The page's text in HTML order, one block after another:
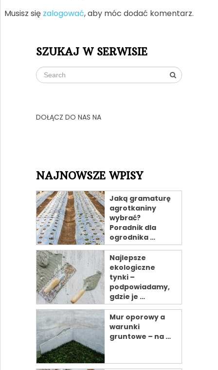
Musisz się zalogować, aby móc dodać komentarz.
SZUKAJ W SERWISIE
DOŁĄCZ DO NAS NA
NAJNOWSZE WPISY
Jaką gramaturę
agrotkaniny
wybrać?
Poradnik dla
ogrodnika …
Najlepsze
ekologiczne
tynki –
podpowiadamy,
gdzie je …
Mur oporowy a
warunki
gruntowe – na …